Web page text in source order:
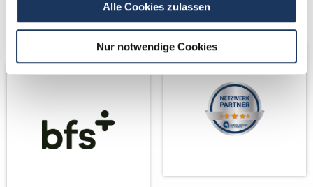
Alle Cookies zulassen
Nur notwendige Cookies
Kooperations-
Partner
Netzwerk-Partner